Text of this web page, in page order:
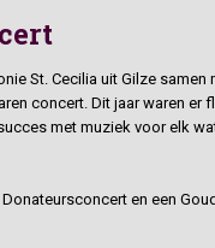
St. Cecilia uit Gilze
concert. Dit jaar waren
met muziek voor elk
en een